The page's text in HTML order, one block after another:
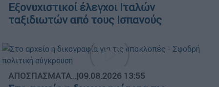
Εξονυχιστικοί έλεγχοι Ιταλών
ταξιδιωτών από τους Ισπανούς
ΑΠΟΣΠΑΣΜΑΤΑ...|09.08.2026 13:55